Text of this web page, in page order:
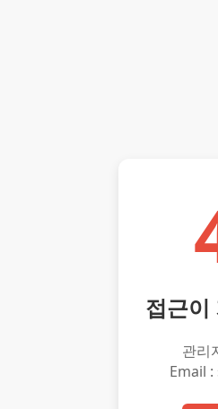
접근이
관리
Email